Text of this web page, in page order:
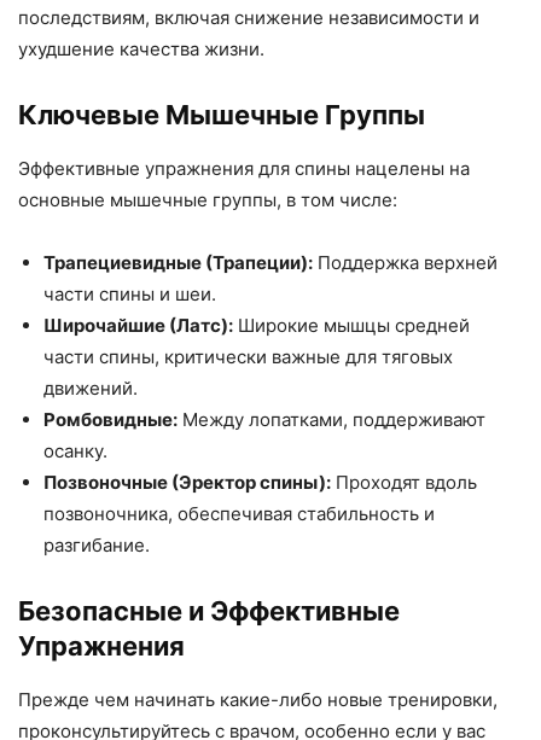
последствиям, включая снижение независимости и
ухудшение качества жизни.
Ключевые Мышечные Группы
Эффективные упражнения для спины нацелены на
основные мышечные группы, в том числе:
Трапециевидные (Трапеции): Поддержка верхней
части спины и шеи.
Широчайшие (Латс): Широкие мышцы средней
части спины, критически важные для тяговых
движений.
Ромбовидные: Между лопатками, поддерживают
осанку.
Позвоночные (Эректор спины): Проходят вдоль
позвоночника, обеспечивая стабильность и
разгибание.
Безопасные и Эффективные
Упражнения
Прежде чем начинать какие-либо новые тренировки,
проконсультируйтесь с врачом, особенно если у вас